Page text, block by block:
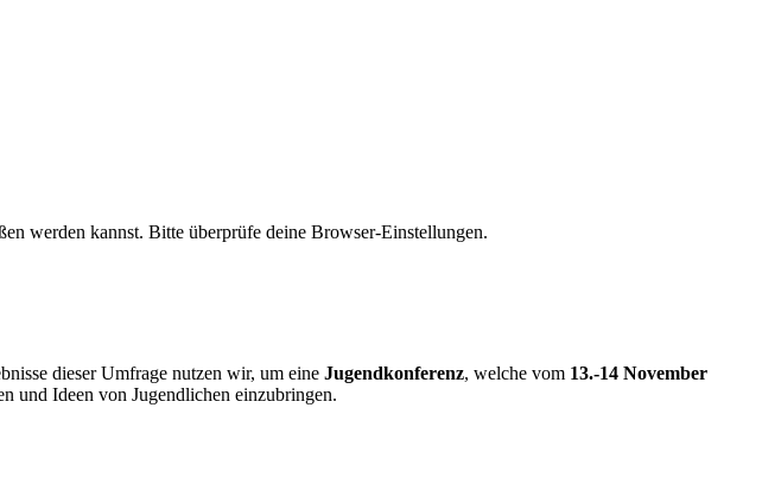
werden kannst. Bitte überprüfe deine Browser-Einstellungen.
dieser Umfrage nutzen wir, um eine Jugendkonferenz, welche vom 13.-14 November
und Ideen von Jugendlichen einzubringen.